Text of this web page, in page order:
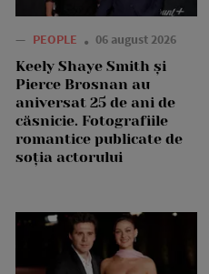
— PEOPLE 06 august 2026
Keely Shaye Smith și
Pierce Brosnan au
aniversat 25 de ani de
căsnicie. Fotografiile
romantice publicate de
soția actorului